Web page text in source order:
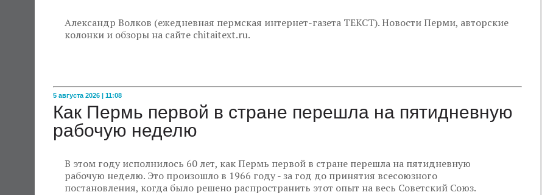
Александр Волков (ежедневная пермская интернет-газета ТЕКСТ). Новости Перми, авторские
колонки и обзоры на сайте chitaitext.ru.
5 августа 2026 | 11:08
Как Пермь первой в стране перешла на пятидневную
рабочую неделю
В этом году исполнилось 60 лет, как Пермь первой в стране перешла на пятидневную
рабочую неделю. Это произошло в 1966 году - за год до принятия всесоюзного
постановления, когда было решено распространить этот опыт на весь Советский Союз.